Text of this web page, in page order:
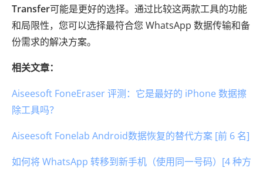
Transfer可能是更好的选择。通过比较这两款工具的功能
和局限性，您可以选择最符合您 WhatsApp 数据传输和备
份需求的解决方案。
相关文章：
Aiseesoft FoneEraser 评测：它是最好的 iPhone 数据擦
除工具吗？
Aiseesoft Fonelab Android数据恢复的替代方案 [前 6 名]
如何将 WhatsApp 转移到新手机（使用同一号码）[4 种方